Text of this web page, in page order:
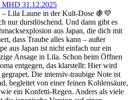
MHD 31.12.2025
– Lila Laune in der Kult-Dose 🍇💜
nur durstlöschend. Und dann gibt es
aus Japan, die dich mit
dass Traube alles kann – außer
aus Japan ist nicht einfach nur ein
Ansage in Lila. Schon beim Öffnen
entgegen, das klarstellt: Hier wird
Die intensiv-traubige Note ist
begleitet von einer feinen Kohlensäure,
ein Konfetti-Regen. Anders als viele